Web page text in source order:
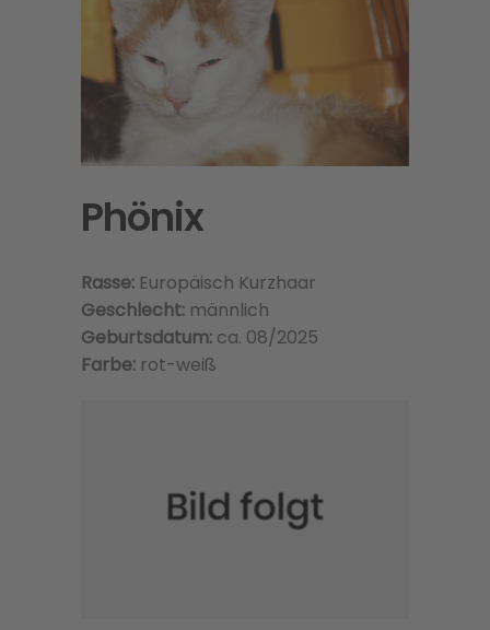
Phönix
Rasse: Europäisch Kurzhaar
Geschlecht: männlich
Geburtsdatum: ca. 08/2025
Farbe: rot-weiß